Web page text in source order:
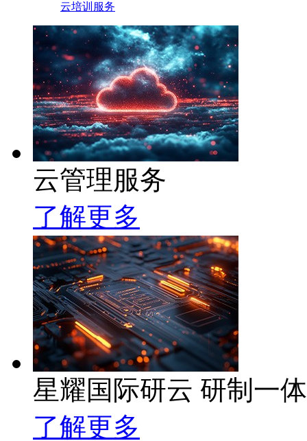
云培训服务
云管理服务
了解更多
星耀国际研云 研制一
了解更多